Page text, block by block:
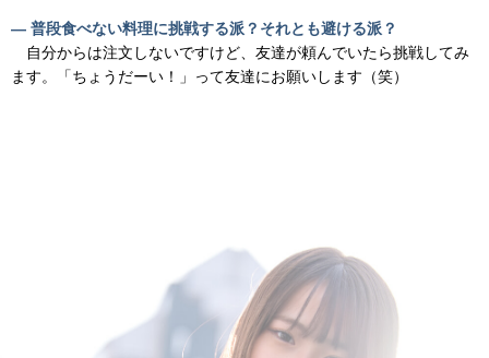
― 普段食べない料理に挑戦する派？それとも避ける派？
自分からは注文しないですけど、友達が頼んでいたら挑戦してみ
ます。「ちょうだーい！」って友達にお願いします（笑）